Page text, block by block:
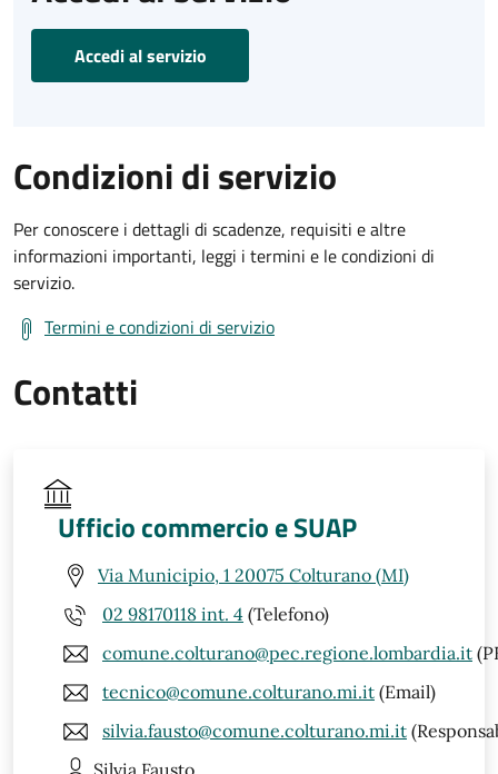
Accedi al servizio
Condizioni di servizio
Per conoscere i dettagli di scadenze, requisiti e altre
informazioni importanti, leggi i termini e le condizioni di
servizio.
Termini e condizioni di servizio
Contatti
Ufficio commercio e SUAP
Via Municipio, 1 20075 Colturano (MI)
02 98170118 int. 4 (Telefono)
comune.colturano@pec.regione.lombardia.it
tecnico@comune.colturano.mi.it (Email)
silvia.fausto@comune.colturano.mi.it
Silvia Fausto